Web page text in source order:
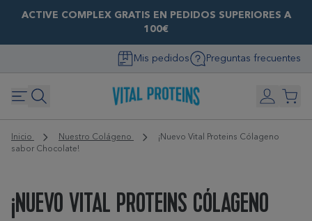
ACTIVE COMPLEX GRATIS EN PEDIDOS SUPERIORES A
100€
Mis pedidos Preguntas frecuentes
Inicio Nuestro Colágeno
¡Nuevo Vital Proteins Cólageno
sabor Chocolate!
¡NUEVO VITAL PROTEINS CÓLAGENO